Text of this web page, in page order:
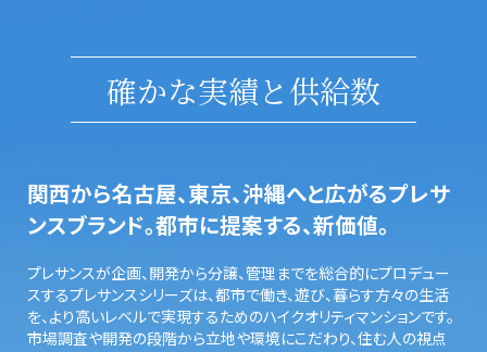
確かな実績と供給数
関西から名古屋、東京、沖縄へと広がるプレサ
ンスブランド。都市に提案する、新価値。
プレサンスが企画、開発から分譲、管理までを総合的にプロデュー
スするプレサンスシリーズは、都市で働き、遊び、暮らす方々の生活
を、より高いレベルで実現するためのハイクオリティマンションです。
市場調査や開発の段階から立地や環境にこだわり、住む人の視点